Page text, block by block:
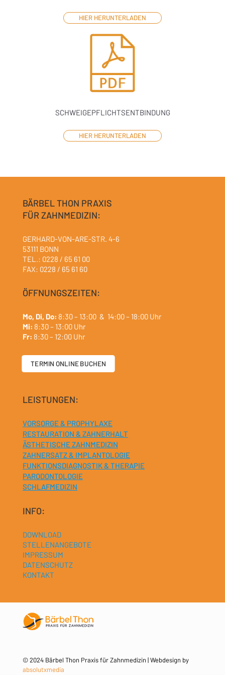
HIER HERUNTERLADEN
SCHWEIGEPFLICHTSENTBINDUNG
HIER HERUNTERLADEN
BÄRBEL THON PRAXIS
FÜR ZAHNMEDIZIN:
GERHARD-VON-ARE-STR. 4-6
53111 BONN
TEL.: 0228 / 65 61 00
FAX: 0228 / 65 61 60
ÖFFNUNGSZEITEN:
Mo, Di, Do: 8:30 – 13:00 & 14:00 – 18:00 Uhr
Mi: 8:30 – 13:00 Uhr
Fr: 8:30 – 12:00 Uhr
TERMIN ONLINE BUCHEN
LEISTUNGEN:
VORSORGE & PROPHYLAXE
RESTAURATION & ZAHNERHALT
ÄSTHETISCHE ZAHNMEDIZIN
ZAHNERSATZ & IMPLANTOLOGIE
FUNKTIONSDIAGNOSTIK & THERAPIE
PARODONTOLOGIE
SCHLAFMEDIZIN
INFO:
DOWNLOAD
STELLENANGEBOTE
IMPRESSUM
DATENSCHUTZ
KONTAKT
© 2024 Bärbel Thon Praxis für Zahnmedizin | Webdesign by
absolutxmedia